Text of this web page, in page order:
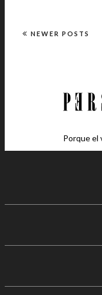
NEWER POSTS
Porque el